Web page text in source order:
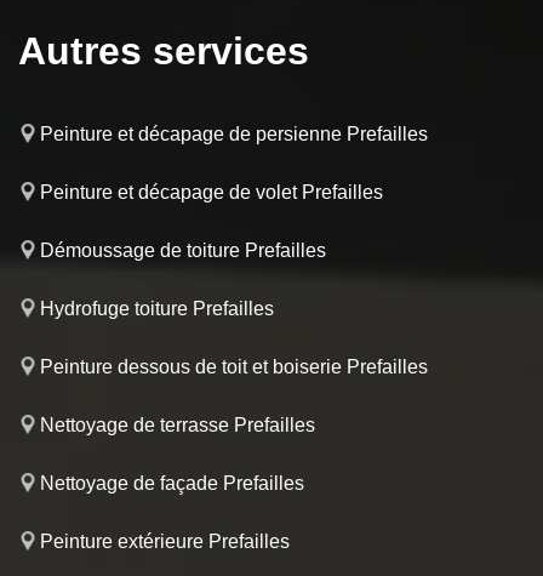
Autres services
Peinture et décapage de persienne Prefailles
Peinture et décapage de volet Prefailles
Démoussage de toiture Prefailles
Hydrofuge toiture Prefailles
Peinture dessous de toit et boiserie Prefailles
Nettoyage de terrasse Prefailles
Nettoyage de façade Prefailles
Peinture extérieure Prefailles